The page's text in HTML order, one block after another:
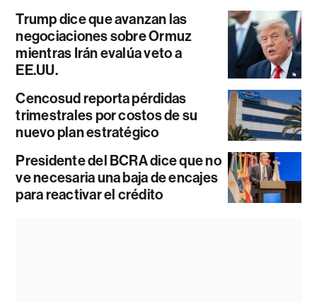
Trump dice que avanzan las
negociaciones sobre Ormuz
mientras Irán evalúa veto a
EE.UU.
Cencosud reporta pérdidas
trimestrales por costos de su
nuevo plan estratégico
Presidente del BCRA dice que no
ve necesaria una baja de encajes
para reactivar el crédito